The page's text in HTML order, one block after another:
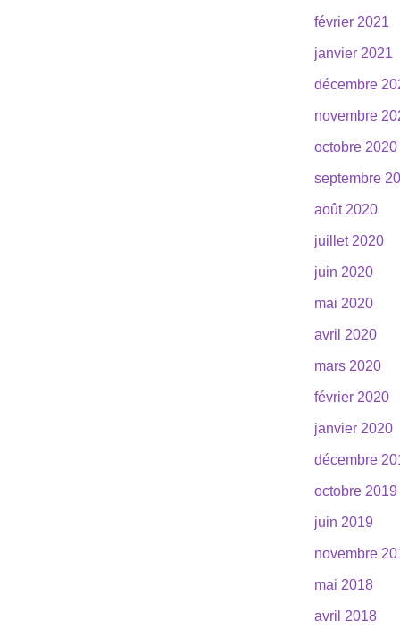
février 2021
janvier 2021
décembre
novembre
octobre 2020
septembre
août 2020
juillet 2020
juin 2020
mai 2020
avril 2020
mars 2020
février 2020
janvier 2020
décembre
octobre 2019
juin 2019
novembre
mai 2018
avril 2018